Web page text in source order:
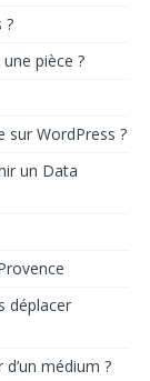
?
pièce ?
sur WordPress ?
un Data
déplacer
médium ?